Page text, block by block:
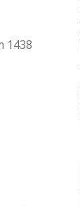
1438